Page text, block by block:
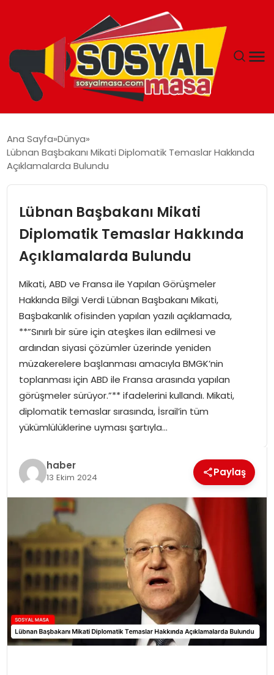
EKONOMI
EĞITIM
SPOR
GÜNDEM
MAGAZIN
Ana Sayfa Dünya
Lübnan Başbakanı Mikati Diplomatik Temaslar Hakkında
Açıklamalarda Bulundu
Lübnan Başbakanı Mikati
Diplomatik Temaslar Hakkında
Açıklamalarda Bulundu
Mikati, ABD ve Fransa ile Yapılan Görüşmeler
Hakkında Bilgi Verdi Lübnan Başbakanı Mikati,
Başbakanlık ofisinden yapılan yazılı açıklamada,
**”Sınırlı bir süre için ateşkes ilan edilmesi ve
ardından siyasi çözümler üzerinde yeniden
müzakerelere başlanması amacıyla BMGK’nin
toplanması için ABD ile Fransa arasında yapılan
görüşmeler sürüyor.”** ifadelerini kullandı. Mikati,
diplomatik temaslar sırasında, İsrail’in tüm
yükümlülüklerine uyması şartıyla…
haber
13 Ekim 2024 Paylaş